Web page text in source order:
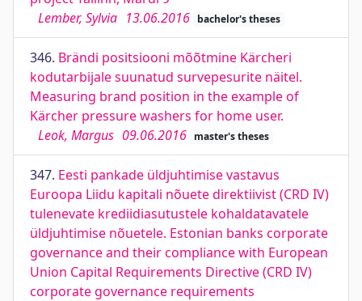
Lember, Sylvia 13.06.2016 bachelor's theses
346. Brändi positsiooni mõõtmine Kärcheri
kodutarbijale suunatud survepesurite näitel.
Measuring brand position in the example of
Kärcher pressure washers for home user.
Leok, Margus 09.06.2016 master's theses
347. Eesti pankade üldjuhtimise vastavus
Euroopa Liidu kapitali nõuete direktiivist (CRD IV)
tulenevate krediidiasutustele kohaldatavatele
üldjuhtimise nõuetele. Estonian banks corporate
governance and their compliance with European
Union Capital Requirements Directive (CRD IV)
corporate governance requirements